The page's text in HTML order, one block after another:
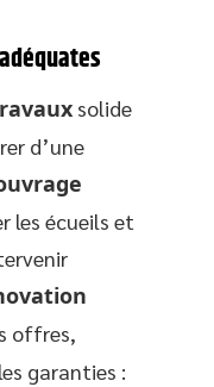
solide
d’une
les écueils et
offres,
garanties :